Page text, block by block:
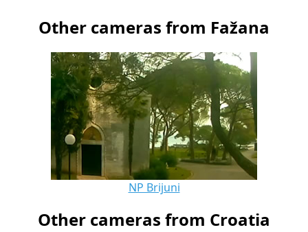
Other cameras from Fažana
NP Brijuni
Other cameras from Croatia